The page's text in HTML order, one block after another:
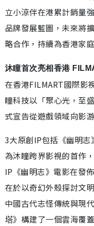
立小涼伴在港累計銷量
品牌發展藍圖，未來將
略合作，持續為香港家
沐瞳首次亮相香港
在香港FILMART國際影
瞳科技以「聚心光，至
式宣告從遊戲領域向影
3大原創IP包括《幽明
為沐瞳跨界影視的首作
IP《幽明志》電影在發
在於以奇幻外殼探討文
中國古代志怪傳統與現
塔》構建了一個雲海覆